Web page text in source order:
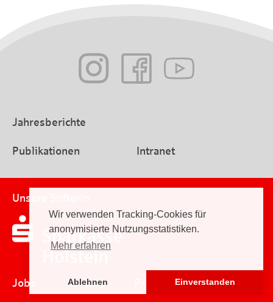
Wir verwenden Tracking-Cookies für
anonymisierte Nutzungsstatistiken.
Mehr erfahren
Ablehnen Einverstanden
Jahresberichte
Publikationen Intranet
Unsere Stifterin
Jobs Kontakt Impressum